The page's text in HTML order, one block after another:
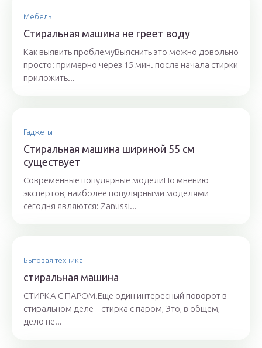
Мебель
Стиральная машина не греет воду
Как выявить проблемуВыяснить это можно довольно
просто: примерно через 15 мин. после начала стирки
приложить...
Гаджеты
Стиральная машина шириной 55 см
существует
Современные популярные моделиПо мнению
экспертов, наиболее популярными моделями
сегодня являются: Zanussi...
Бытовая техника
стиральная машина
СТИРКА С ПАРОМ.Еще один интересный поворот в
стиральном деле – стирка с паром, Это, в общем,
дело не...